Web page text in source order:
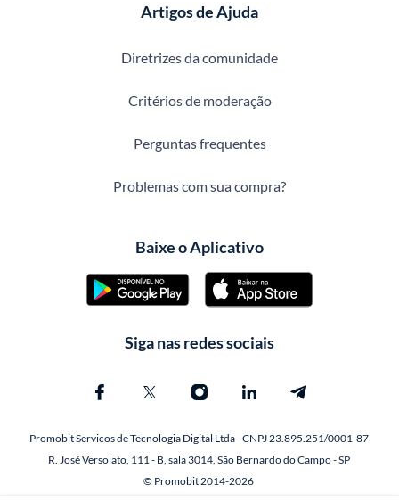
Artigos de Ajuda
Diretrizes da comunidade
Critérios de moderação
Perguntas frequentes
Problemas com sua compra?
Baixe o Aplicativo
Siga nas redes sociais
Promobit Servicos de Tecnologia Digital Ltda - CNPJ 23.895.251/0001-87
R. José Versolato, 111 - B, sala 3014, São Bernardo do Campo - SP
© Promobit 2014-2026